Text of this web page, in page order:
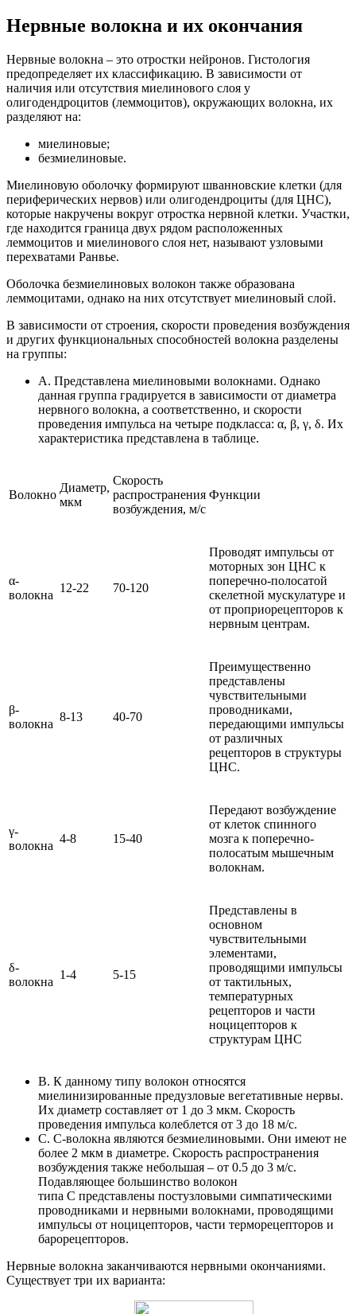
Нервные волокна и их окончания
Нервные волокна – это отростки нейронов. Гистология
предопределяет их классификацию. В зависимости от
наличия или отсутствия миелинового слоя у
олигодендроцитов (леммоцитов), окружающих волокна, их
разделяют на:
миелиновые;
безмиелиновые.
Миелиновую оболочку формируют шванновские клетки (для
периферических нервов) или олигодендроциты (для ЦНС),
которые накручены вокруг отростка нервной клетки. Участки,
где находится граница двух рядом расположенных
леммоцитов и миелинового слоя нет, называют узловыми
перехватами Ранвье.
Оболочка безмиелиновых волокон также образована
леммоцитами, однако на них отсутствует миелиновый слой.
В зависимости от строения, скорости проведения возбуждения
и других функциональных способностей волокна разделены
на группы:
А. Представлена миелиновыми волокнами. Однако
данная группа градируется в зависимости от диаметра
нервного волокна, а соответственно, и скорости
проведения импульса на четыре подкласса: α, β, γ, δ. Их
характеристика представлена в таблице.
Волокно
Диаметр,
мкм
Скорость
распространения
возбуждения, м/с
Функции
α-
волокна
12-22 70-120
Проводят импульсы от
моторных зон ЦНС к
поперечно-полосатой
скелетной мускулатуре и
от проприорецепторов к
нервным центрам.
β-
волокна
8-13 40-70
Преимущественно
представлены
чувствительными
проводниками,
передающими импульсы
от различных
рецепторов в структуры
ЦНС.
γ-
волокна
4-8 15-40
Передают возбуждение
от клеток спинного
мозга к поперечно-
полосатым мышечным
волокнам.
δ-
волокна
1-4 5-15
Представлены в
основном
чувствительными
элементами,
проводящими импульсы
от тактильных,
температурных
рецепторов и части
ноцицепторов к
структурам ЦНС
В. К данному типу волокон относятся
миелинизированные предузловые вегетативные нервы.
Их диаметр составляет от 1 до 3 мкм. Скорость
проведения импульса колеблется от 3 до 18 м/с.
С. С-волокна являются безмиелиновыми. Они имеют не
более 2 мкм в диаметре. Скорость распространения
возбуждения также небольшая – от 0.5 до 3 м/с.
Подавляющее большинство волокон
типа С представлены постузловыми симпатическими
проводниками и нервными волокнами, проводящими
импульсы от ноцицепторов, части терморецепторов и
барорецепторов.
Нервные волокна заканчиваются нервными окончаниями.
Существует три их варианта: